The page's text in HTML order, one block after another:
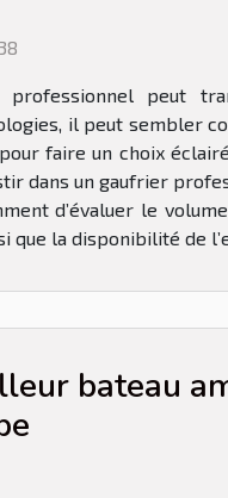
professionnel peut
il peut sembler
faire un choix
dans un gaufrier
d’évaluer le
la disponibilité de
bateau